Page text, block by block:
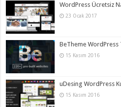
WordPress Ücretsiz
23 Ocak 2017
BeTheme WordPress
15 Kasım 2016
uDesing WordPress
15 Kasım 2016